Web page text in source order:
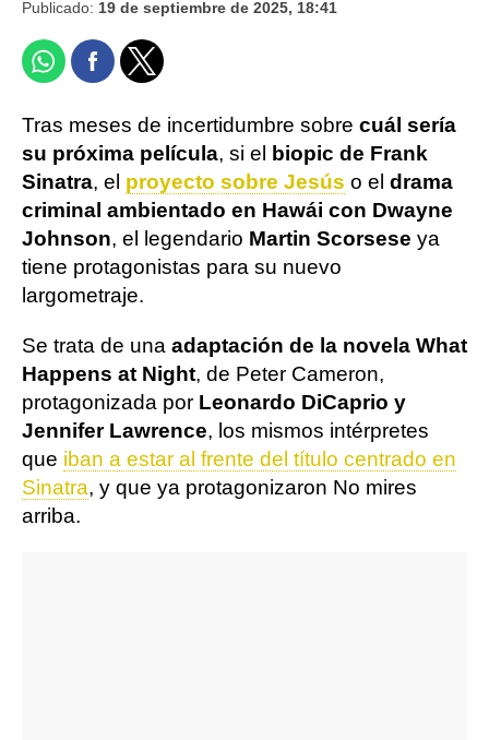
Publicado: 19 de septiembre de 2025, 18:41
Tras meses de incertidumbre sobre cuál sería
su próxima película, si el biopic de Frank
Sinatra, el proyecto sobre Jesús o el drama
criminal ambientado en Hawái con Dwayne
Johnson, el legendario Martin Scorsese ya
tiene protagonistas para su nuevo
largometraje.
Se trata de una adaptación de la novela What
Happens at Night, de Peter Cameron,
protagonizada por Leonardo DiCaprio y
Jennifer Lawrence, los mismos intérpretes
que iban a estar al frente del título centrado en
Sinatra, y que ya protagonizaron No mires
arriba.